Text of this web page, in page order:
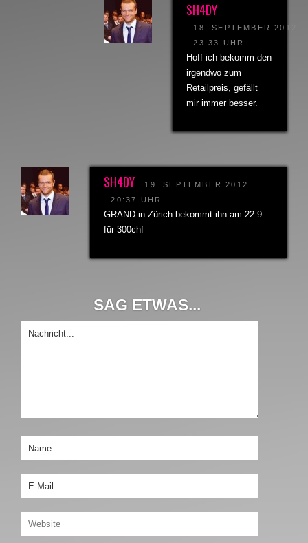
SH4DY
18. SEPTEMBER 2012
23:33 UHR
Hoff ich bekomm den
irgendwo zum
Retailpreis, gefällt
mir immer besser.
SH4DY
19. SEPTEMBER 2012
20:37 UHR
GRAND in Zürich bekommt ihn am 22.9
für 300chf
SAG ETWAS...